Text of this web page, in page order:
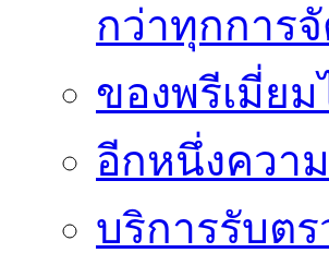
กว่าทุกการ
ของพรีเมี่ย
อีกหนึ่งควา
บริการรับต